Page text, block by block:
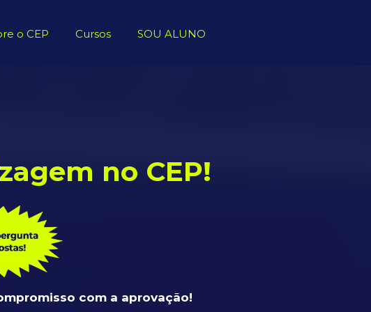
o CEP Cursos SOU ALUNO
no CEP!
com a aprovação!